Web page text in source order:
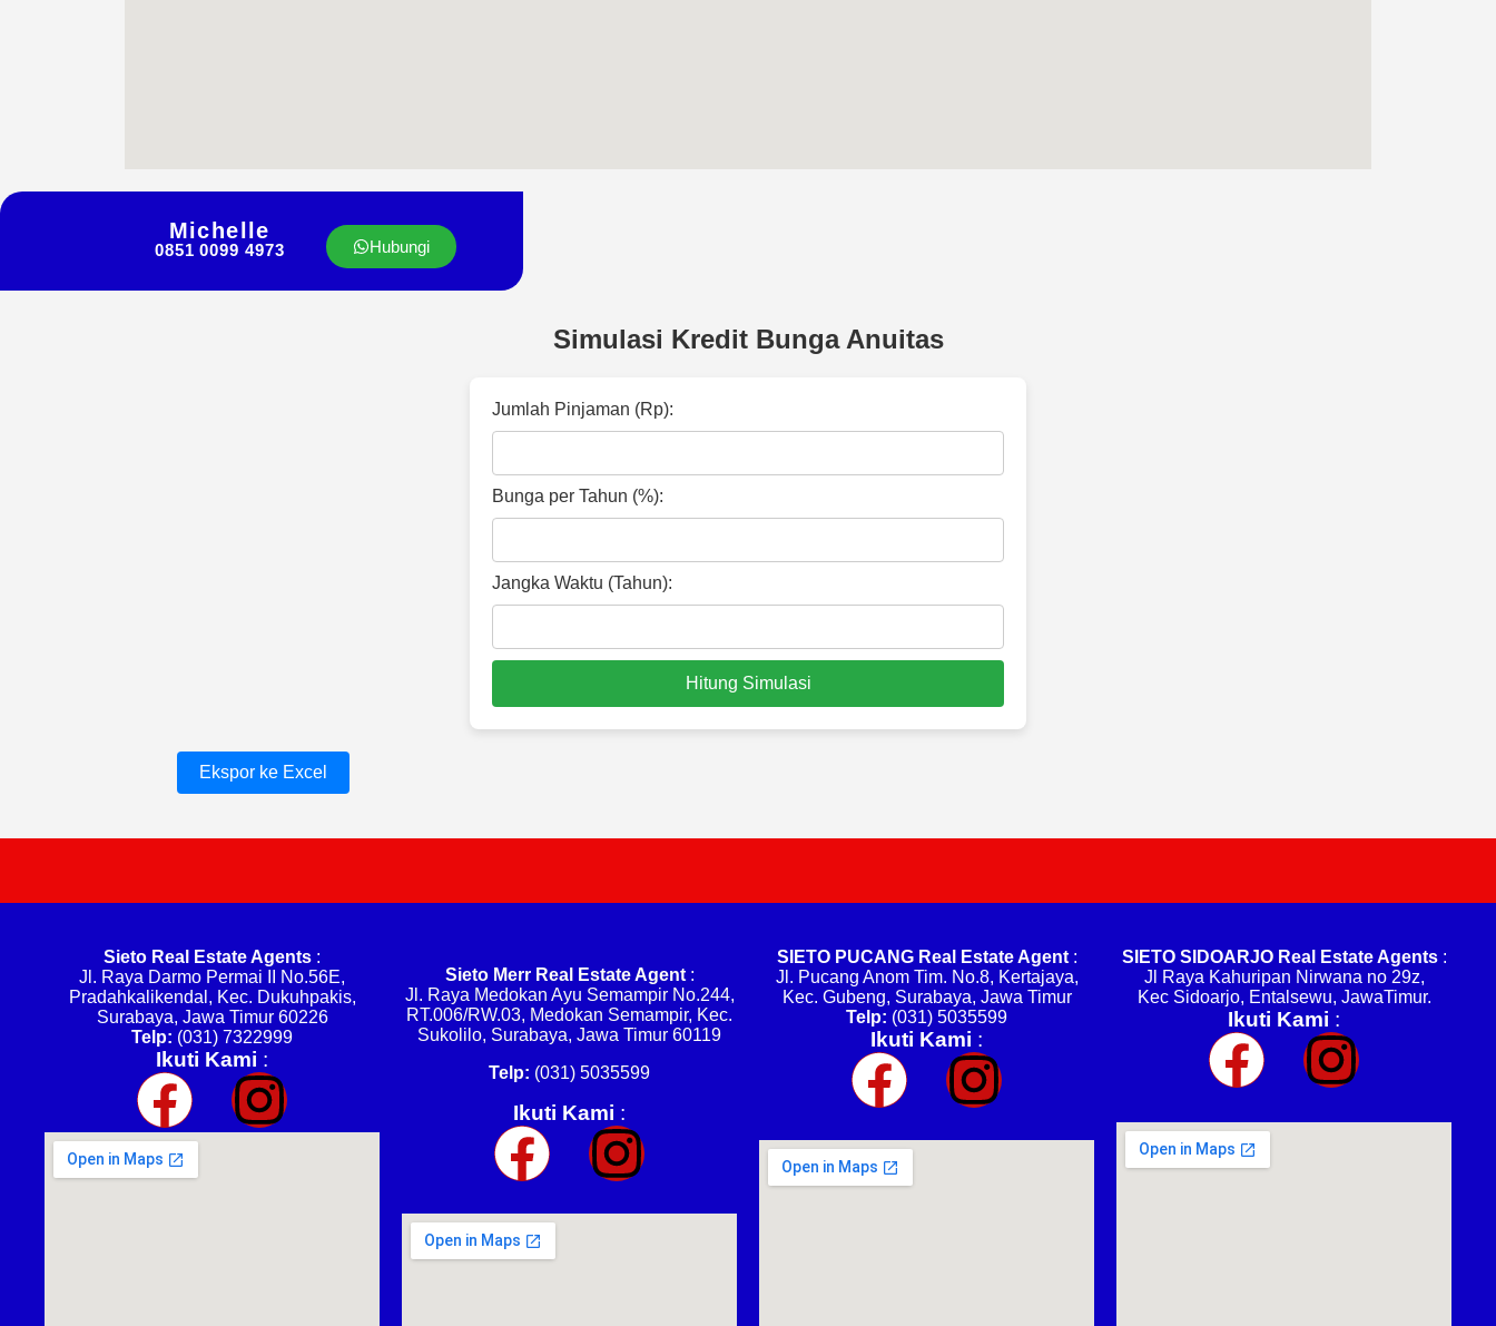
Michelle
0851 0099 4973 Hubungi
Simulasi Kredit Bunga Anuitas
Jumlah Pinjaman (Rp):
Bunga per Tahun (%):
Jangka Waktu (Tahun):
Hitung Simulasi
Ekspor ke Excel
Sieto Real Estate Agents :
Jl. Raya Darmo Permai II No.56E,
Pradahkalikendal, Kec. Dukuhpakis,
Surabaya, Jawa Timur 60226
Telp: (031) 7322999
Ikuti Kami :
Sieto Merr Real Estate Agent:
Jl. Raya Medokan Ayu Semampir No.244,
RT.006/RW.03, Medokan Semampir, Kec.
Sukolilo, Surabaya, Jawa Timur 60119
Telp: (031) 5035599
Ikuti Kami :
SIETO PUCANG Real Estate Agent:
Jl. Pucang Anom Tim. No.8, Kertajaya,
Kec. Gubeng, Surabaya, Jawa Timur
Telp: (031) 5035599
Ikuti Kami :
SIETO SIDOARJO Real Estate Agents:
Jl Raya Kahuripan Nirwana no 29z,
Kec Sidoarjo, Entalsewu, JawaTimur.
Ikuti Kami :